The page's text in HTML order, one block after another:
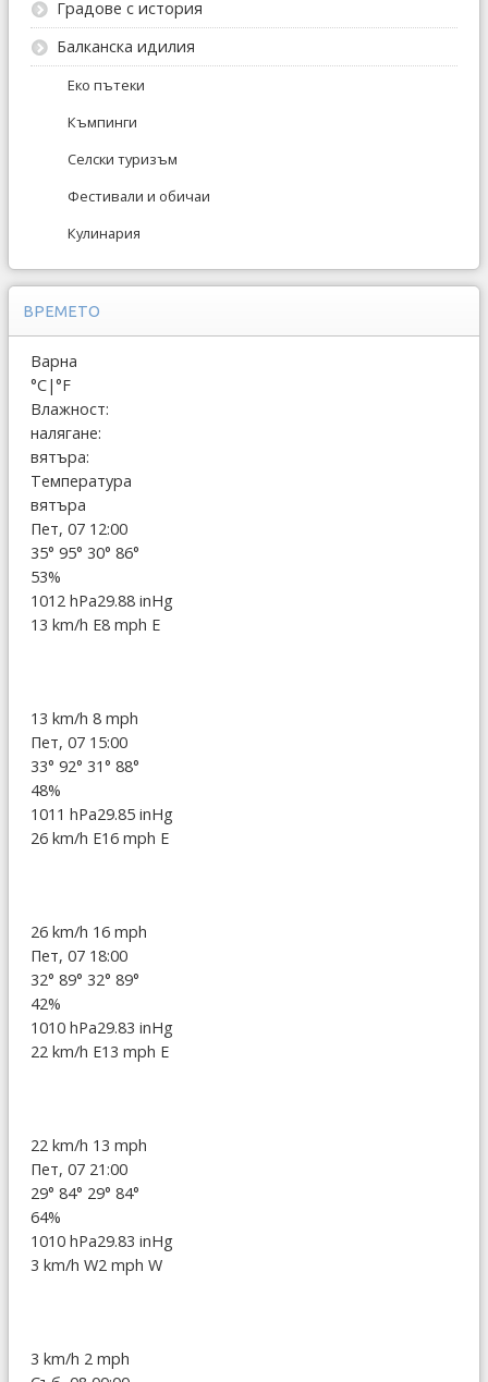
Градове с история
Балканска идилия
Еко пътеки
Къмпинги
Селски туризъм
Фестивали и обичаи
Кулинария
ВРЕМЕТО
Варна
°C|°F
Влажност:
налягане:
вятъра:
Температура
вятъра
Пет, 07 12:00
35° 95° 30° 86°
53%
1012 hPa29.88 inHg
13 km/h E8 mph E
13 km/h 8 mph
Пет, 07 15:00
33° 92° 31° 88°
48%
1011 hPa29.85 inHg
26 km/h E16 mph E
26 km/h 16 mph
Пет, 07 18:00
32° 89° 32° 89°
42%
1010 hPa29.83 inHg
22 km/h E13 mph E
22 km/h 13 mph
Пет, 07 21:00
29° 84° 29° 84°
64%
1010 hPa29.83 inHg
3 km/h W2 mph W
3 km/h 2 mph